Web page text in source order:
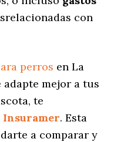
con
perros en La
adapte mejor a tus
te
Insuramer. Esta
a comparar y